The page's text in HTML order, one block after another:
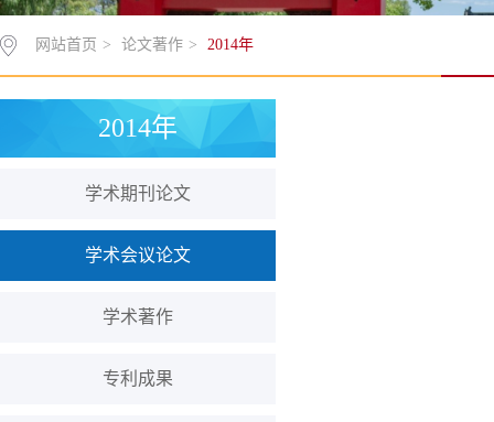
网站首页 > 论文著作 > 2014年
2014年
学术期刊论文
学术会议论文
学术著作
专利成果